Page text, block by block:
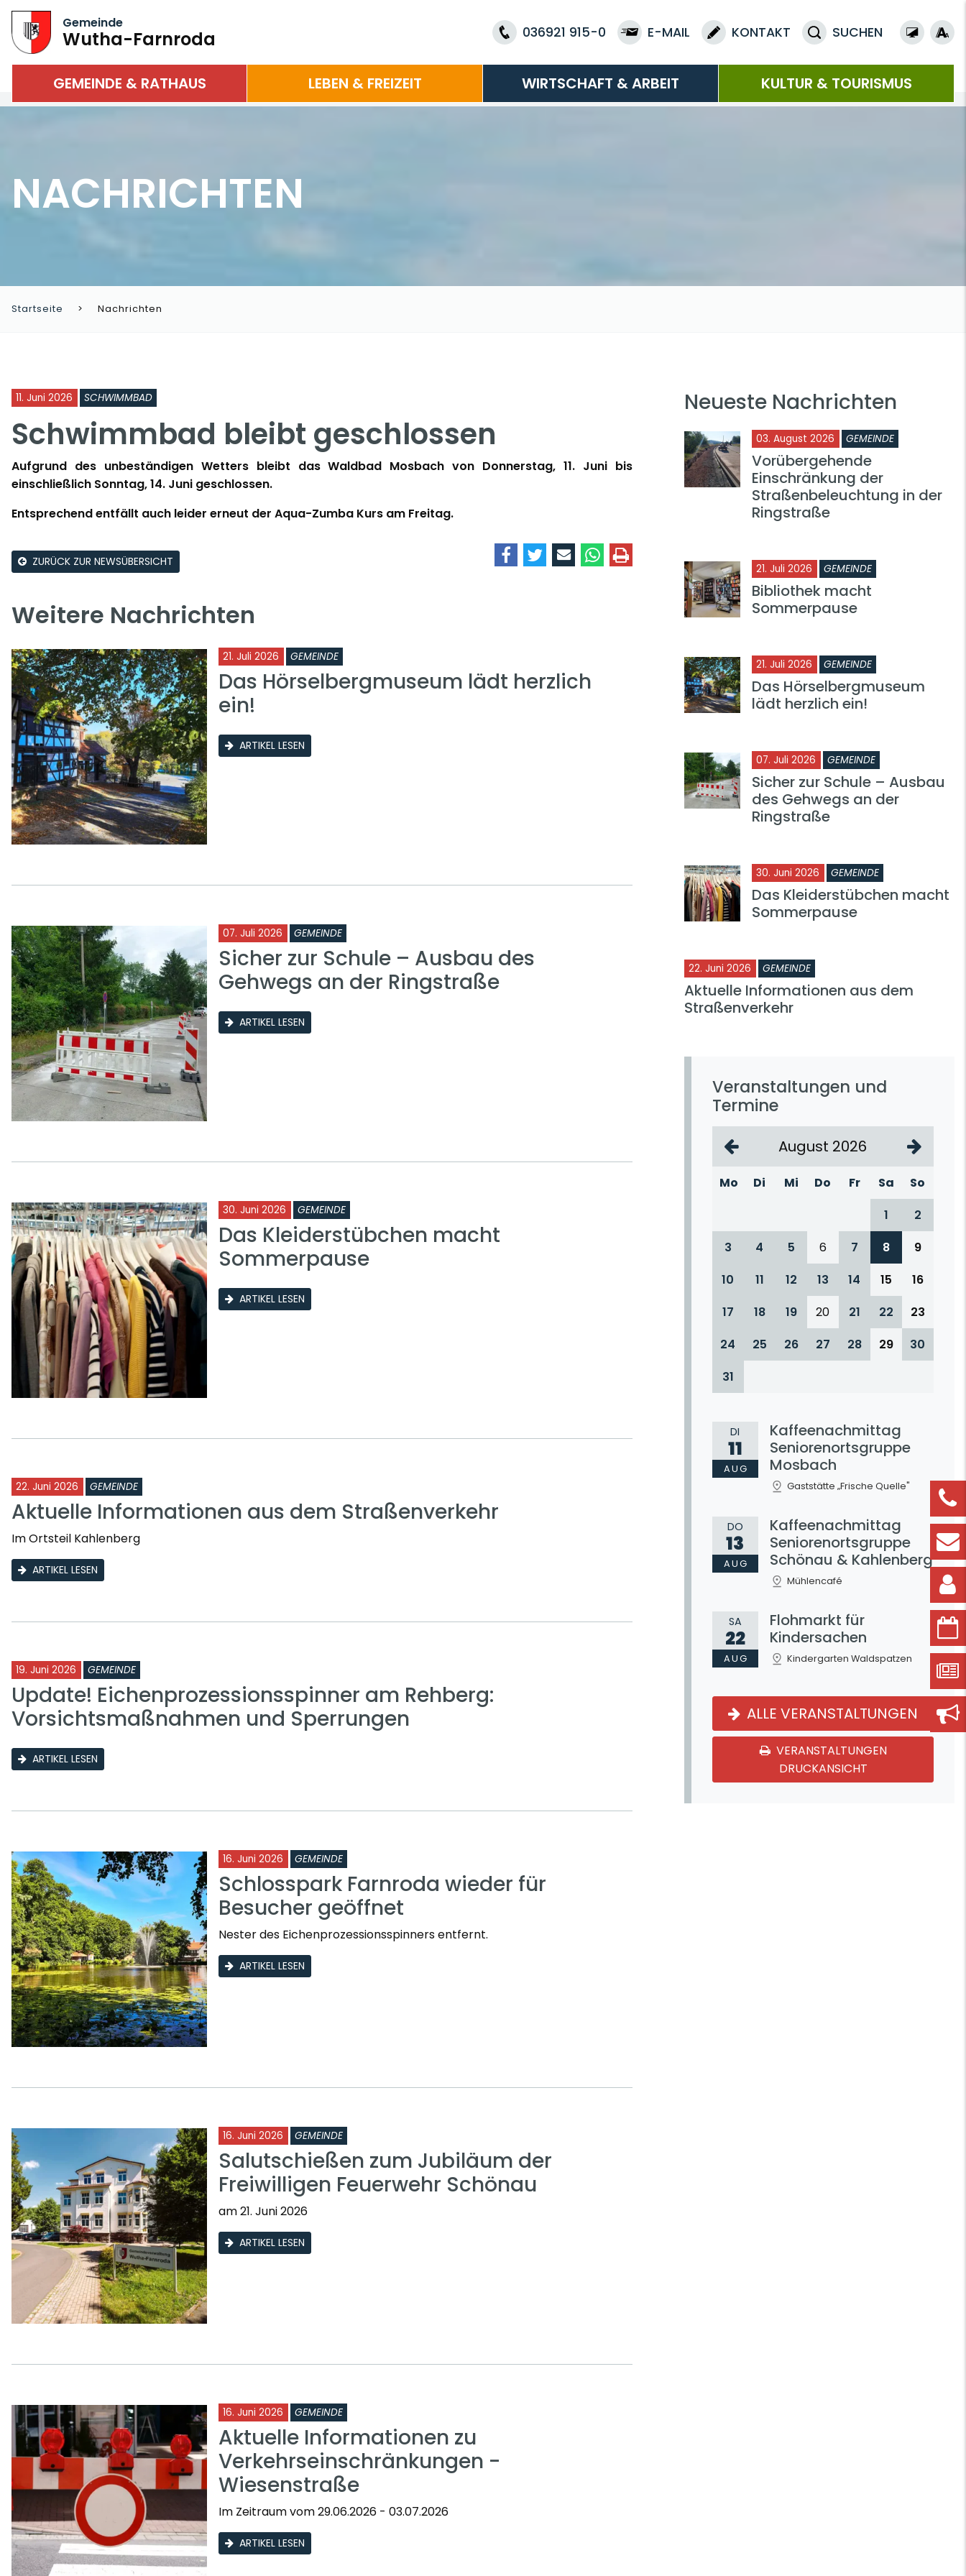
Gemeinde
Wutha-Farnroda 036921 915-0 E-MAIL KONTAKT SUCHEN
GEMEINDE & RATHAUS LEBEN & FREIZEIT WIRTSCHAFT & ARBEIT KULTUR & TOURISMUS
NACHRICHTEN
Startseite Nachrichten
11. Juni 2026 SCHWIMMBAD
Schwimmbad bleibt geschlossen
Aufgrund des unbeständigen Wetters bleibt das Waldbad Mosbach von Donnerstag, 11. Juni bis
einschließlich Sonntag, 14. Juni geschlossen.
Entsprechend entfällt auch leider erneut der Aqua-Zumba Kurs am Freitag.
ZURÜCK ZUR NEWSÜBERSICHT
Weitere Nachrichten
21. Juli 2026 GEMEINDE
Das Hörselbergmuseum lädt herzlich
ein!
ARTIKEL LESEN
07. Juli 2026 GEMEINDE
Sicher zur Schule – Ausbau des
Gehwegs an der Ringstraße
ARTIKEL LESEN
30. Juni 2026 GEMEINDE
Das Kleiderstübchen macht
Sommerpause
ARTIKEL LESEN
22. Juni 2026 GEMEINDE
Aktuelle Informationen aus dem Straßenverkehr
Im Ortsteil Kahlenberg
ARTIKEL LESEN
19. Juni 2026 GEMEINDE
Update! Eichenprozessionsspinner am Rehberg:
Vorsichtsmaßnahmen und Sperrungen
ARTIKEL LESEN
16. Juni 2026 GEMEINDE
Schlosspark Farnroda wieder für
Besucher geöffnet
Nester des Eichenprozessionsspinners entfernt.
ARTIKEL LESEN
16. Juni 2026 GEMEINDE
Salutschießen zum Jubiläum der
Freiwilligen Feuerwehr Schönau
am 21. Juni 2026
ARTIKEL LESEN
16. Juni 2026 GEMEINDE
Aktuelle Informationen zu
Verkehrseinschränkungen -
Wiesenstraße
Im Zeitraum vom 29.06.2026 - 03.07.2026
ARTIKEL LESEN
Neueste Nachrichten
03. August 2026 GEMEINDE
Vorübergehende
Einschränkung der
Straßenbeleuchtung in der
Ringstraße
21. Juli 2026 GEMEINDE
Bibliothek macht
Sommerpause
21. Juli 2026 GEMEINDE
Das Hörselbergmuseum
lädt herzlich ein!
07. Juli 2026 GEMEINDE
Sicher zur Schule – Ausbau
des Gehwegs an der
Ringstraße
30. Juni 2026 GEMEINDE
Das Kleiderstübchen macht
Sommerpause
22. Juni 2026 GEMEINDE
Aktuelle Informationen aus dem
Straßenverkehr
Veranstaltungen und
Termine
August 2026
Mo Di Mi Do Fr Sa
So
1
2
3
4 5 6 7 8
9
10
11 12 13 14 15
16
17
18 19 20 21 22
23
24
25 26 27 28 29
30
31
DI
11
AUG
Kaffeenachmittag
Seniorenortsgruppe
Mosbach
Gaststätte „Frische Quelle"
DO
13
AUG
Kaffeenachmittag
Seniorenortsgruppe
Schönau & Kahlenberg
Mühlencafé
SA
22
AUG
Flohmarkt für
Kindersachen
Kindergarten Waldspatzen
ALLE VERANSTALTUNGEN
VERANSTALTUNGEN
DRUCKANSICHT